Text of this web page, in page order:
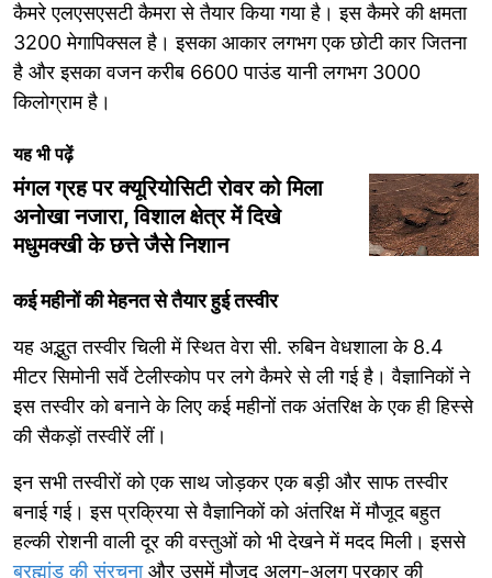
कैमरे एलएसएसटी कैमरा से तैयार किया गया है। इस कैमरे की क्षमता
3200 मेगापिक्सल है। इसका आकार लगभग एक छोटी कार जितना
है और इसका वजन करीब 6600 पाउंड यानी लगभग 3000
किलोग्राम है।
यह भी पढ़ें
मंगल ग्रह पर क्यूरियोसिटी रोवर को मिला
अनोखा नजारा, विशाल क्षेत्र में दिखे
मधुमक्खी के छत्ते जैसे निशान
कई महीनों की मेहनत से तैयार हुई तस्वीर
यह अद्भुत तस्वीर चिली में स्थित वेरा सी. रुबिन वेधशाला के 8.4
मीटर सिमोनी सर्वे टेलीस्कोप पर लगे कैमरे से ली गई है। वैज्ञानिकों ने
इस तस्वीर को बनाने के लिए कई महीनों तक अंतरिक्ष के एक ही हिस्से
की सैकड़ों तस्वीरें लीं।
इन सभी तस्वीरों को एक साथ जोड़कर एक बड़ी और साफ तस्वीर
बनाई गई। इस प्रक्रिया से वैज्ञानिकों को अंतरिक्ष में मौजूद बहुत
हल्की रोशनी वाली दूर की वस्तुओं को भी देखने में मदद मिली। इससे
ब्रह्मांड की संरचनाऔर उसमें मौजूद अलग-अलग प्रकार की